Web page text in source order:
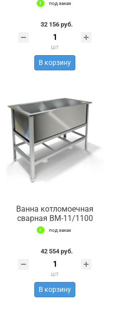
под заказ
32 156 руб.
шт
В корзину
Ванна котломоечная
сварная ВМ-11/1100
под заказ
42 554 руб.
шт
В корзину